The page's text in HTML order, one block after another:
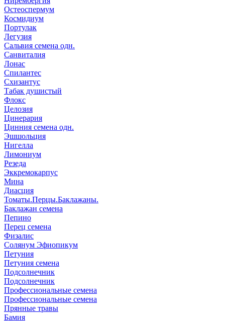
Остеоспермум
Космидиум
Портулак
Легузия
Сальвия семена одн.
Санвиталия
Лонас
Спилантес
Схизантус
Табак душистый
Флокс
Целозия
Цинерария
Цинния семена одн.
Эшшольция
Нигелла
Лимониум
Резеда
Эккремокарпус
Мина
Диасция
Томаты.Перцы.Баклажаны.
Баклажан семена
Пепино
Перец семена
Физалис
Солянум Эфиопикум
Петуния
Петуния семена
Подсолнечник
Подсолнечник
Профессиональные семена
Профессиональные семена
Прянные травы
Бамия